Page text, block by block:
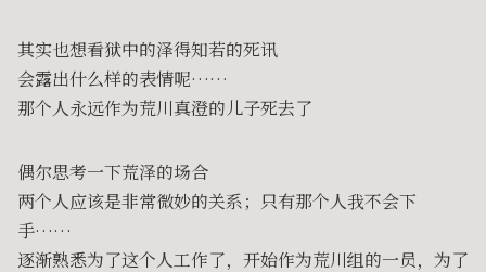
其实也想看狱中的泽得知若的死讯
会露出什么样的表情呢……
那个人永远作为荒川真澄的儿子死去了
偶尔思考一下荒泽的场合
两个人应该是非常微妙的关系；只有那个人我不会下
手……
逐渐熟悉为了这个人工作了，开始作为荒川组的一员，为了